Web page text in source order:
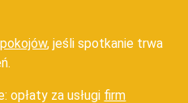
pokojów, jeśli spotkanie trwa
opłaty za usługi firm